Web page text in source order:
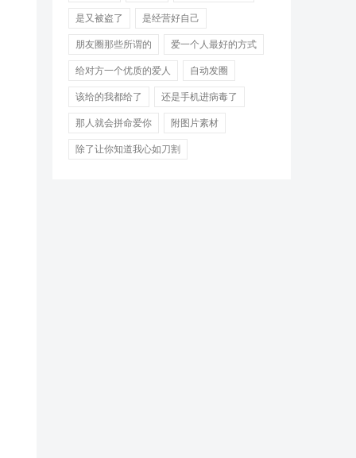
是又被盗了 是经营好自己
朋友圈那些所谓的 爱一个人最好的方式
给对方一个优质的爱人 自动发圈
该给的我都给了 还是手机进病毒了
那人就会拼命爱你 附图片素材
除了让你知道我心如刀割